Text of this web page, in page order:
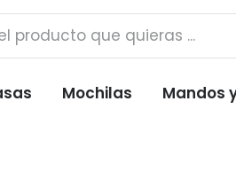
Mochilas Mandos